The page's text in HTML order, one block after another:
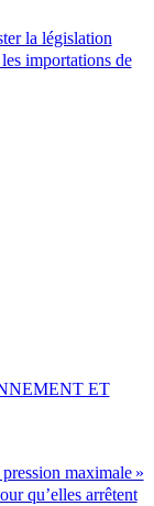
la législation
importations de
maximale »
qu’elles arrêtent
ET